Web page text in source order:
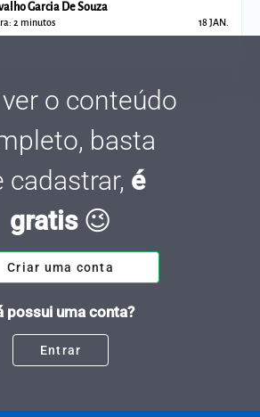
Garcia De Souza
2 minutos 18 JAN.
ver o conteúdo
basta
cadastrar, é
gratis😉
Criar uma conta
possui uma conta?
Entrar